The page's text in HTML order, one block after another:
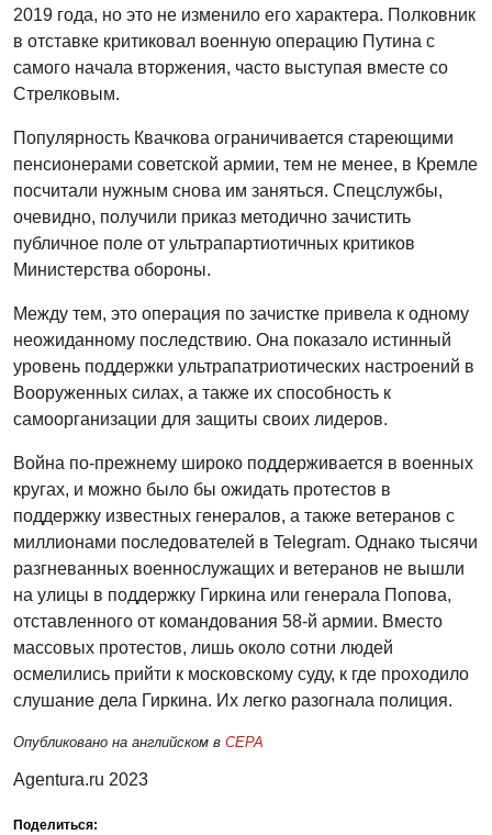
2019 года, но это не изменило его характера. Полковник
в отставке критиковал военную операцию Путина с
самого начала вторжения, часто выступая вместе со
Стрелковым.
Популярность Квачкова ограничивается стареющими
пенсионерами советской армии, тем не менее, в Кремле
посчитали нужным снова им заняться. Спецслужбы,
очевидно, получили приказ методично зачистить
публичное поле от ультрапартиотичных критиков
Министерства обороны.
Между тем, это операция по зачистке привела к одному
неожиданному последствию. Она показало истинный
уровень поддержки ультрапатриотических настроений в
Вооруженных силах, а также их способность к
самоорганизации для защиты своих лидеров.
Война по-прежнему широко поддерживается в военных
кругах, и можно было бы ожидать протестов в
поддержку известных генералов, а также ветеранов с
миллионами последователей в Telegram. Однако тысячи
разгневанных военнослужащих и ветеранов не вышли
на улицы в поддержку Гиркина или генерала Попова,
отставленного от командования 58-й армии. Вместо
массовых протестов, лишь около сотни людей
осмелились прийти к московскому суду, к где проходило
слушание дела Гиркина. Их легко разогнала полиция.
Опубликовано на английском в CEPA
Agentura.ru 2023
Поделиться: